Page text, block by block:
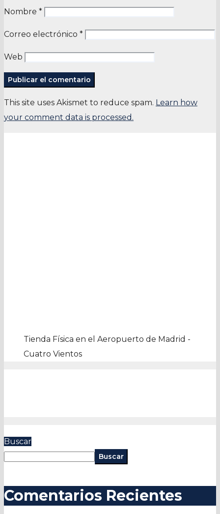
Nombre *
Correo electrónico *
Web
This site uses Akismet to reduce spam. Learn how
your comment data is processed.
Tienda Física en el Aeropuerto de Madrid -
Cuatro Vientos
Buscar
Buscar
Comentarios Recientes